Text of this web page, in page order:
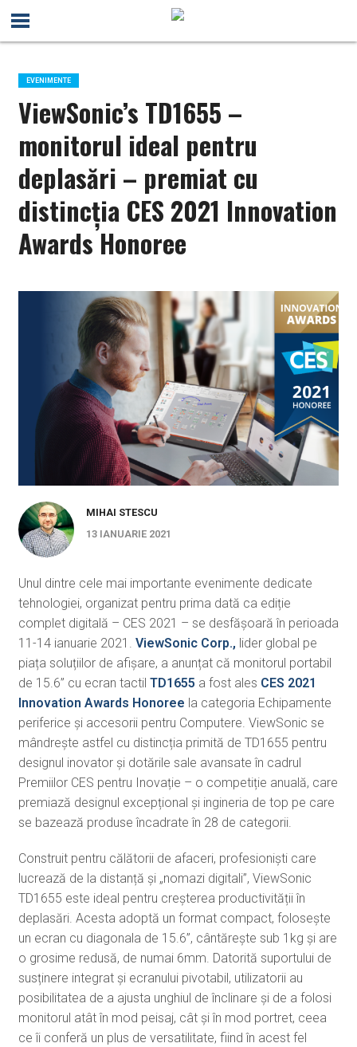
EVENIMENTE
ViewSonic’s TD1655 –
monitorul ideal pentru
deplasări – premiat cu
distincția CES 2021 Innovation
Awards Honoree
MIHAI STESCU
13 IANUARIE 2021
Unul dintre cele mai importante evenimente dedicate
tehnologiei, organizat pentru prima dată ca ediție
complet digitală – CES 2021 – se desfășoară în perioada
11-14 ianuarie 2021. ViewSonic Corp., lider global pe
piața soluțiilor de afișare, a anunțat că monitorul portabil
de 15.6” cu ecran tactil TD1655 a fost ales CES 2021
Innovation Awards Honoree la categoria Echipamente
periferice și accesorii pentru Computere. ViewSonic se
mândrește astfel cu distincția primită de TD1655 pentru
designul inovator și dotările sale avansate în cadrul
Premiilor CES pentru Inovație – o competiție anuală, care
premiază designul excepțional și ingineria de top pe care
se bazează produse încadrate în 28 de categorii.
Construit pentru călătorii de afaceri, profesioniști care
lucrează de la distanță și „nomazi digitali”, ViewSonic
TD1655 este ideal pentru creșterea productivității în
deplasări. Acesta adoptă un format compact, folosește
un ecran cu diagonala de 15.6”, cântărește sub 1kg și are
o grosime redusă, de numai 6mm. Datorită suportului de
susținere integrat și ecranului pivotabil, utilizatorii au
posibilitatea de a ajusta unghiul de înclinare și de a folosi
monitorul atât în mod peisaj, cât și în mod portret, ceea
ce îi conferă un plus de versatilitate, fiind în acest fel